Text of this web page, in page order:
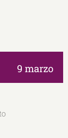
9 marzo